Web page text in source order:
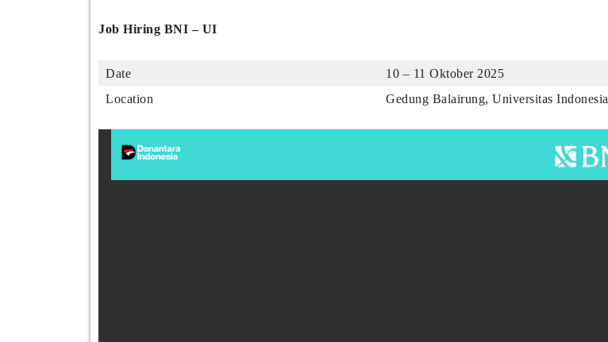
Job Hiring BNI – UI
Date
10 – 11 Oktober 2025
Location
Gedung Balairung, Universitas Indonesia